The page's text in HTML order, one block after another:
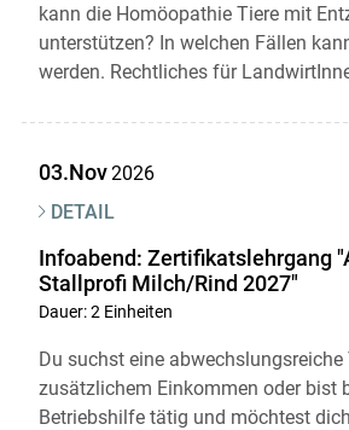
kann die Homöopathie Tiere mit
unterstützen? In welchen Fällen
werden. Rechtliches für
03.Nov2026
DETAIL
Infoabend: Zertifikatslehrgang
Stallprofi Milch/Rind 2027"
Dauer: 2 Einheiten
Du suchst eine
zusätzlichem Einkommen oder bist
Betriebshilfe tätig und möchtest dich